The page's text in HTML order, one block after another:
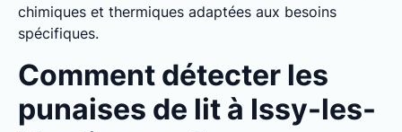
chimiques et thermiques adaptées aux besoins
spécifiques.
Comment détecter les
punaises de lit à Issy-les-